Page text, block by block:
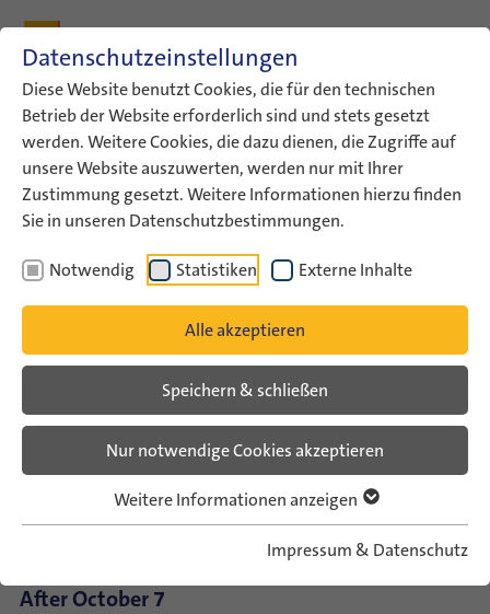
Datenschutzeinstellungen
Diese Website benutzt Cookies, die für den technischen
Betrieb der Website erforderlich sind und stets gesetzt
werden. Weitere Cookies, die dazu dienen, die Zugriffe auf
unsere Website auszuwerten, werden nur mit Ihrer
Zustimmung gesetzt. Weitere Informationen hierzu finden
Sie in unseren Datenschutzbestimmungen.
Notwendig Statistiken Externe Inhalte
Alle akzeptieren
Speichern & schließen
Nur notwendige Cookies akzeptieren
Weitere Informationen anzeigen
Impressum & Datenschutz
ConAct Über uns Archiv
Veranstaltungsarchiv
Veranstaltungsarchiv Liste
Veranstaltungsarchiv
After October 7